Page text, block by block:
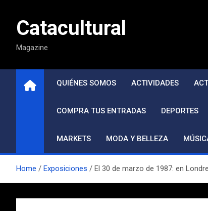
contenidoCatacultural
Magazine
QUIÉNES SOMOS ACTIVIDADES
COMPRA TUS ENTRADAS DEPORTES
MARKETS MODA Y BELLEZA
Home Exposiciones El 30 de marzo de 1987: en